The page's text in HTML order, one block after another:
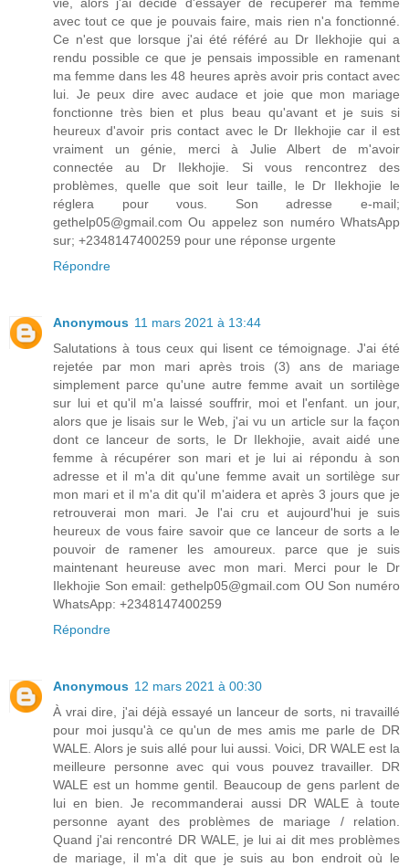
avec tout ce que je pouvais faire, mais rien n'a fonctionné.
Ce n'est que lorsque j'ai été référé au Dr Ilekhojie qui a
rendu possible ce que je pensais impossible en ramenant
ma femme dans les 48 heures après avoir pris contact avec
lui. Je peux dire avec audace et joie que mon mariage
fonctionne très bien et plus beau qu'avant et je suis si
heureux d'avoir pris contact avec le Dr Ilekhojie car il est
vraiment un génie, merci à Julie Albert de m'avoir
connectée au Dr Ilekhojie. Si vous rencontrez des
problèmes, quelle que soit leur taille, le Dr Ilekhojie le
réglera pour vous. Son adresse e-mail;
gethelp05@gmail.com Ou appelez son numéro WhatsApp
sur; +2348147400259 pour une réponse urgente
Répondre
Anonymous 11 mars 2021 à 13:44
Salutations à tous ceux qui lisent ce témoignage. J'ai été
rejetée par mon mari après trois (3) ans de mariage
simplement parce qu'une autre femme avait un sortilège
sur lui et qu'il m'a laissé souffrir, moi et l'enfant. un jour,
alors que je lisais sur le Web, j'ai vu un article sur la façon
dont ce lanceur de sorts, le Dr Ilekhojie, avait aidé une
femme à récupérer son mari et je lui ai répondu à son
adresse et il m'a dit qu'une femme avait un sortilège sur
mon mari et il m'a dit qu'il m'aidera et après 3 jours que je
retrouverai mon mari. Je l'ai cru et aujourd'hui je suis
heureux de vous faire savoir que ce lanceur de sorts a le
pouvoir de ramener les amoureux. parce que je suis
maintenant heureuse avec mon mari. Merci pour le Dr
Ilekhojie Son email: gethelp05@gmail.com OU Son numéro
WhatsApp: +2348147400259
Répondre
Anonymous 12 mars 2021 à 00:30
À vrai dire, j'ai déjà essayé un lanceur de sorts, ni travaillé
pour moi jusqu'à ce qu'un de mes amis me parle de DR
WALE. Alors je suis allé pour lui aussi. Voici, DR WALE est la
meilleure personne avec qui vous pouvez travailler. DR
WALE est un homme gentil. Beaucoup de gens parlent de
lui en bien. Je recommanderai aussi DR WALE à toute
personne ayant des problèmes de mariage / relation.
Quand j'ai rencontré DR WALE, je lui ai dit mes problèmes
de mariage, il m'a dit que je suis au bon endroit où le